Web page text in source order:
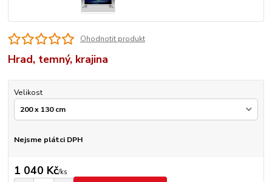
Ohodnotit produkt
Hrad, temný, krajina
Velikost
Nejsme plátci DPH
1 040 Kč/ks